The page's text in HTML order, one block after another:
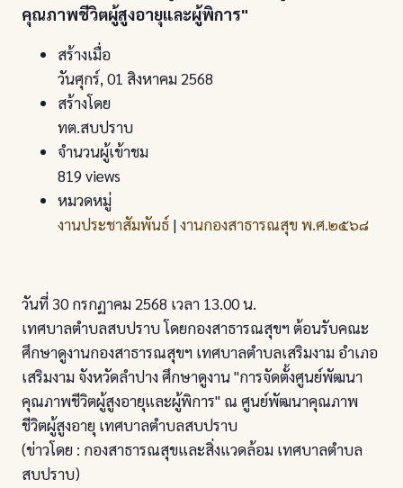
คุณภาพชีวิตผู้สูงอายุและผู้พิการ"
สร้างเมื่อ
วันศุกร์, 01 สิงหาคม 2568
สร้างโดย
ทต.สบปราบ
จำนวนผู้เข้าชม
819 views
หมวดหมู่
งานประชาสัมพันธ์ |งานกองสาธารณสุข พ.ศ.๒๕๖๘
วันที่ 30 กรกฏาคม 2568 เวลา 13.00 น.
เทศบาลตำบลสบปราบ โดยกองสาธารณสุขฯ ต้อนรับคณะ
ศึกษาดูงานกองสาธารณสุขฯ เทศบาลตำบลเสริมงาม อำเภอ
เสริมงาม จังหวัดลำปาง ศึกษาดูงาน "การจัดตั้งศูนย์พัฒนา
คุณภาพชีวิตผู้สูงอายุและผู้พิการ" ณ ศูนย์พัฒนาคุณภาพ
ชีวิตผู้สูงอายุ เทศบาลตำบลสบปราบ
(ข่าวโดย : กองสาธารณสุขและสิ่งแวดล้อม เทศบาลตำบล
สบปราบ)